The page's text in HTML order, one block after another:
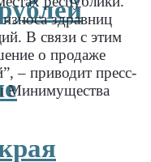
здравниц
В связи с этим
о продаже
– приводит пресс-
Минимущества